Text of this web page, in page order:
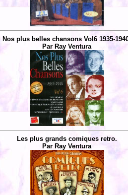
Nos plus belles chansons Vol6 1935-
Par Ray Ventura
Les plus grands comiques retro.
Par Ray Ventura